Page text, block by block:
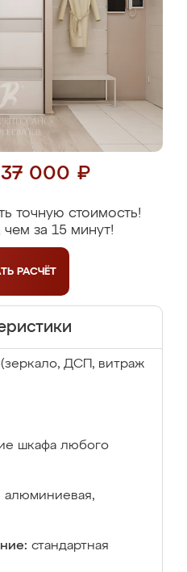
000 ₽
точную стоимость!
за 15 минут!
РАСЧЁТ
ДСП, витраж
шкафа любого
алюминиевая,
стандартная